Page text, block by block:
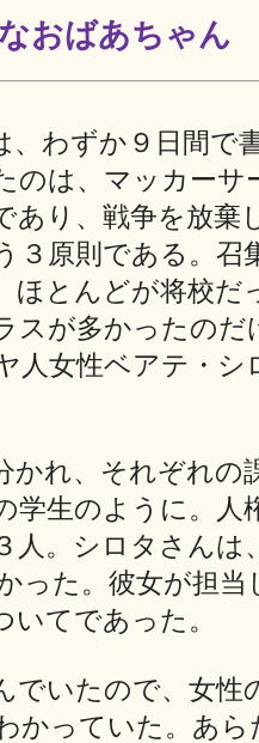
おばあちゃん
わずか９日間で
のは、マッカーサ
あり、戦争を放棄
３原則である。召
ほとんどが将校だ
スが多かったのだ
人女性ベアテ・シ
れ、それぞれの
学生のように。人
人。シロタさんは
った。彼女が担当
いてであった。
でいたので、女性
かっていた。あら